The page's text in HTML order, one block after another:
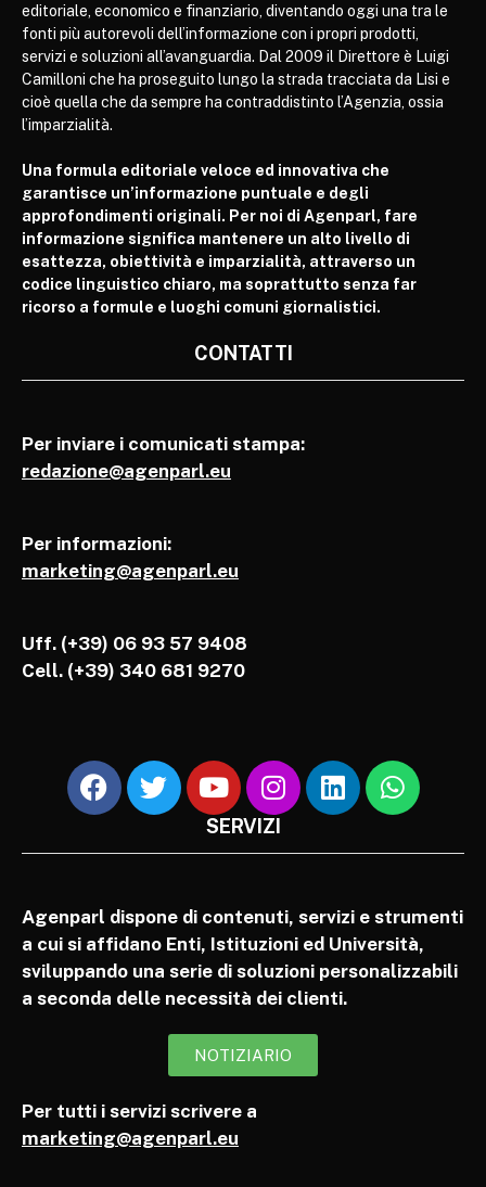
editoriale, economico e finanziario, diventando oggi una tra le
fonti più autorevoli dell’informazione con i propri prodotti,
servizi e soluzioni all’avanguardia. Dal 2009 il Direttore è Luigi
Camilloni che ha proseguito lungo la strada tracciata da Lisi e
cioè quella che da sempre ha contraddistinto l’Agenzia, ossia
l’imparzialità.
Una formula editoriale veloce ed innovativa che
garantisce un’informazione puntuale e degli
approfondimenti originali. Per noi di Agenparl, fare
informazione significa mantenere un alto livello di
esattezza, obiettività e imparzialità, attraverso un
codice linguistico chiaro, ma soprattutto senza far
ricorso a formule e luoghi comuni giornalistici.
CONTATTI
Per inviare i comunicati stampa:
redazione@agenparl.eu
Per informazioni:
marketing@agenparl.eu
Uff. (+39) 06 93 57 9408
Cell. (+39) 340 681 9270
SERVIZI
Agenparl dispone di contenuti, servizi e strumenti
a cui si affidano Enti, Istituzioni ed Università,
sviluppando una serie di soluzioni personalizzabili
a seconda delle necessità dei clienti.
NOTIZIARIO
Per tutti i servizi scrivere a
marketing@agenparl.eu